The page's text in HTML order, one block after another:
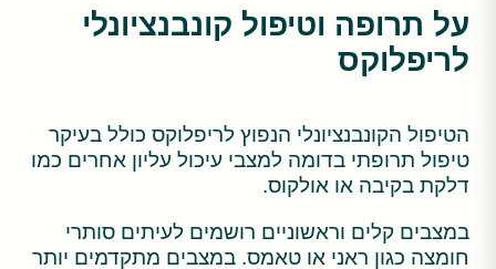
על תרופה וטיפול קונבנציונלי
לריפלוקס
הטיפול הקונבנציונלי הנפוץ לריפלוקס כולל בעיקר
טיפול תרופתי בדומה למצבי עיכול עליון אחרים כמו
דלקת בקיבה או אולקוס.
במצבים קלים וראשוניים רושמים לעיתים סותרי
חומצה כגון ראני או טאמס. במצבים מתקדמים יותר